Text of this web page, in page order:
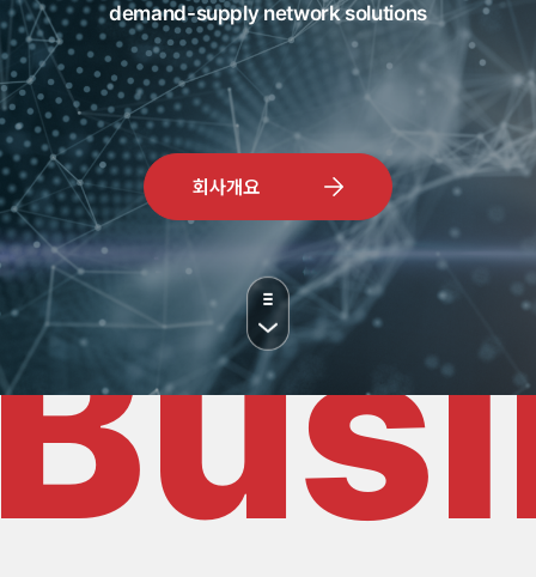
demand-supply network solutions
회사개요